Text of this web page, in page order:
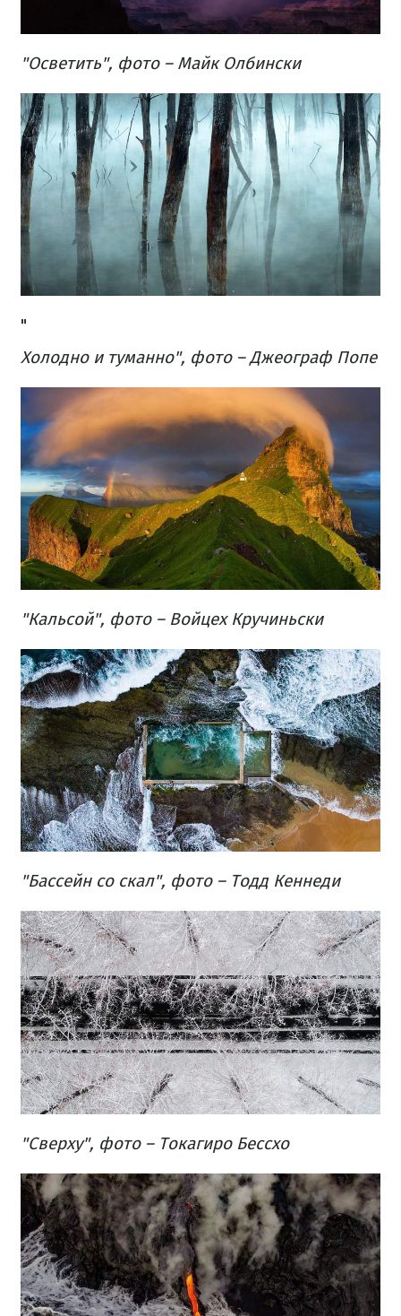
"Осветить", фото – Майк Олбински
"
Холодно и туманно", фото – Джеограф Попе
"Кальсой", фото – Войцех Кручиньски
"Бассейн со скал", фото – Тодд Кеннеди
"Сверху", фото – Токагиро Бессхо